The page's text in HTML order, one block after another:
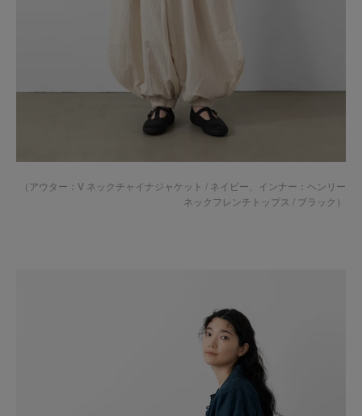
（アウター： V ネックチャイナジャケット / ネイビー 、インナー： ヘンリー
ネックフレンチトップス / ブラック ）